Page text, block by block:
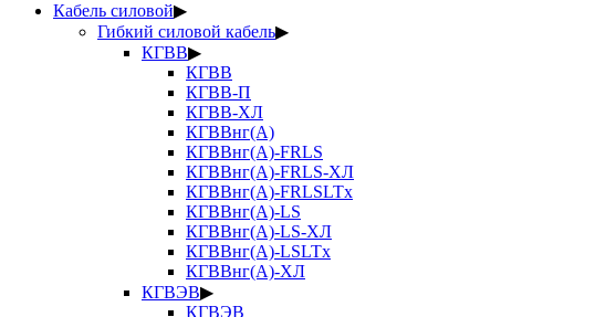
Кабель силовой▶
Гибкий силовой кабель▶
КГВВ▶
КГВВ
КГВВ-П
КГВВ-ХЛ
КГВВнг(А)
КГВВнг(А)-FRLS
КГВВнг(А)-FRLS-ХЛ
КГВВнг(А)-FRLSLTx
КГВВнг(А)-LS
КГВВнг(А)-LS-ХЛ
КГВВнг(А)-LSLTx
КГВВнг(А)-ХЛ
КГВЭВ▶
КГВЭВ